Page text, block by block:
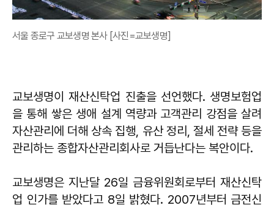
서울 종로구 교보생명 본사 [사진=교보생명]
교보생명이 재산신탁업 진출을 선언했다. 생명보험업
을 통해 쌓은 생애 설계 역량과 고객관리 강점을 살려
자산관리에 더해 상속 집행, 유산 정리, 절세 전략 등을
관리하는 종합자산관리회사로 거듭난다는 복안이다.
교보생명은 지난달 26일 금융위원회로부터 재산신탁
업 인가를 받았다고 8일 밝혔다. 2007년부터 금전신